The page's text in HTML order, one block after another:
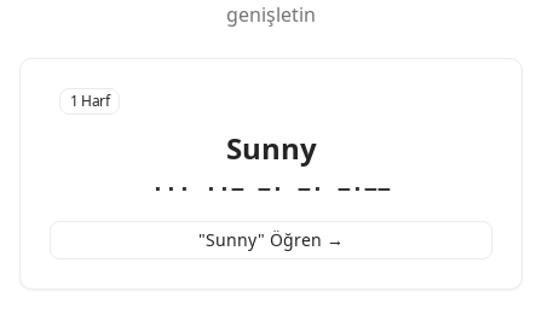
genişletin
1 Harf
Sunny
··· ··− −· −· −·−−
"Sunny" Öğren →